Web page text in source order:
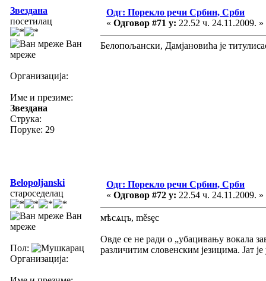
Звездана
посетилац
Ван
мреже
Организација:
Име и презиме:
Звездана
Струка:
Поруке: 29
Одг: Порекло речи Србин, Срби
« Одговор #71 у: 22.52 ч. 24.11.2009. »
Белопољански, Дамјановића је
Belopoljanski
староседелац
Ван
мреже
Пол:
Организација:
Одг: Порекло речи Србин, Срби
« Одговор #72 у: 22.54 ч. 24.11.2009. »
мѣсѧцъ, měsȩc
Овде се не ради о „убацивању вокала
различитим словенским језицима. Јат је